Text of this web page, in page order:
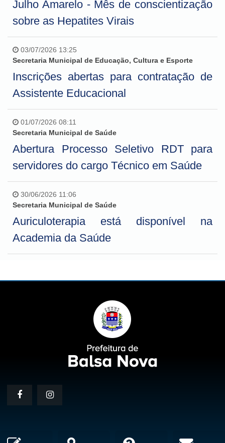
Julho Amarelo - Mês de conscientização
sobre as Hepatites Virais
03/07/2026 13:25
Secretaria Municipal de Educação, Cultura e Esporte
Inscrições abertas para contratação de
Assistente Educacional
01/07/2026 08:11
Secretaria Municipal de Saúde
Abertura Processo Seletivo RDT para
servidores do cargo Técnico em Saúde
30/06/2026 11:06
Secretaria Municipal de Saúde
Auriculoterapia está disponível na
Academia da Saúde